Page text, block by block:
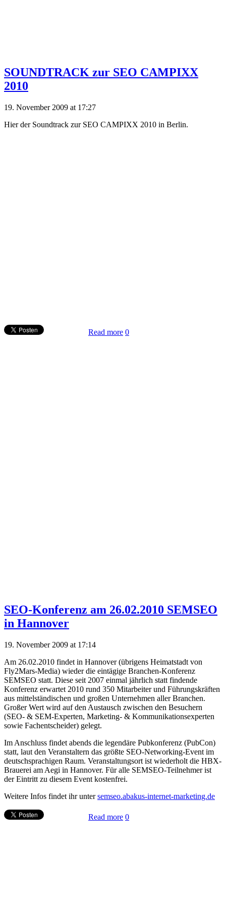
SOUNDTRACK zur SEO CAMPIXX
2010
19. November 2009 at 17:27
Hier der Soundtrack zur SEO CAMPIXX 2010 in Berlin.
Read more 0
SEO-Konferenz am 26.02.2010 SEMSEO
in Hannover
19. November 2009 at 17:14
Am 26.02.2010 findet in Hannover (übrigens Heimatstadt von
Fly2Mars-Media) wieder die eintägige Branchen-Konferenz
SEMSEO statt. Diese seit 2007 einmal jährlich statt findende
Konferenz erwartet 2010 rund 350 Mitarbeiter und Führungskräften
aus mittelständischen und großen Unternehmen aller Branchen.
Großer Wert wird auf den Austausch zwischen den Besuchern
(SEO- & SEM-Experten, Marketing- & Kommunikationsexperten
sowie Fachentscheider) gelegt.
Im Anschluss findet abends die legendäre Pubkonferenz (PubCon)
statt, laut den Veranstaltern das größte SEO-Networking-Event im
deutschsprachigen Raum. Veranstaltungsort ist wiederholt die HBX-
Brauerei am Aegi in Hannover. Für alle SEMSEO-Teilnehmer ist
der Eintritt zu diesem Event kostenfrei.
Weitere Infos findet ihr untersemseo.abakus-internet-marketing.de
Read more 0